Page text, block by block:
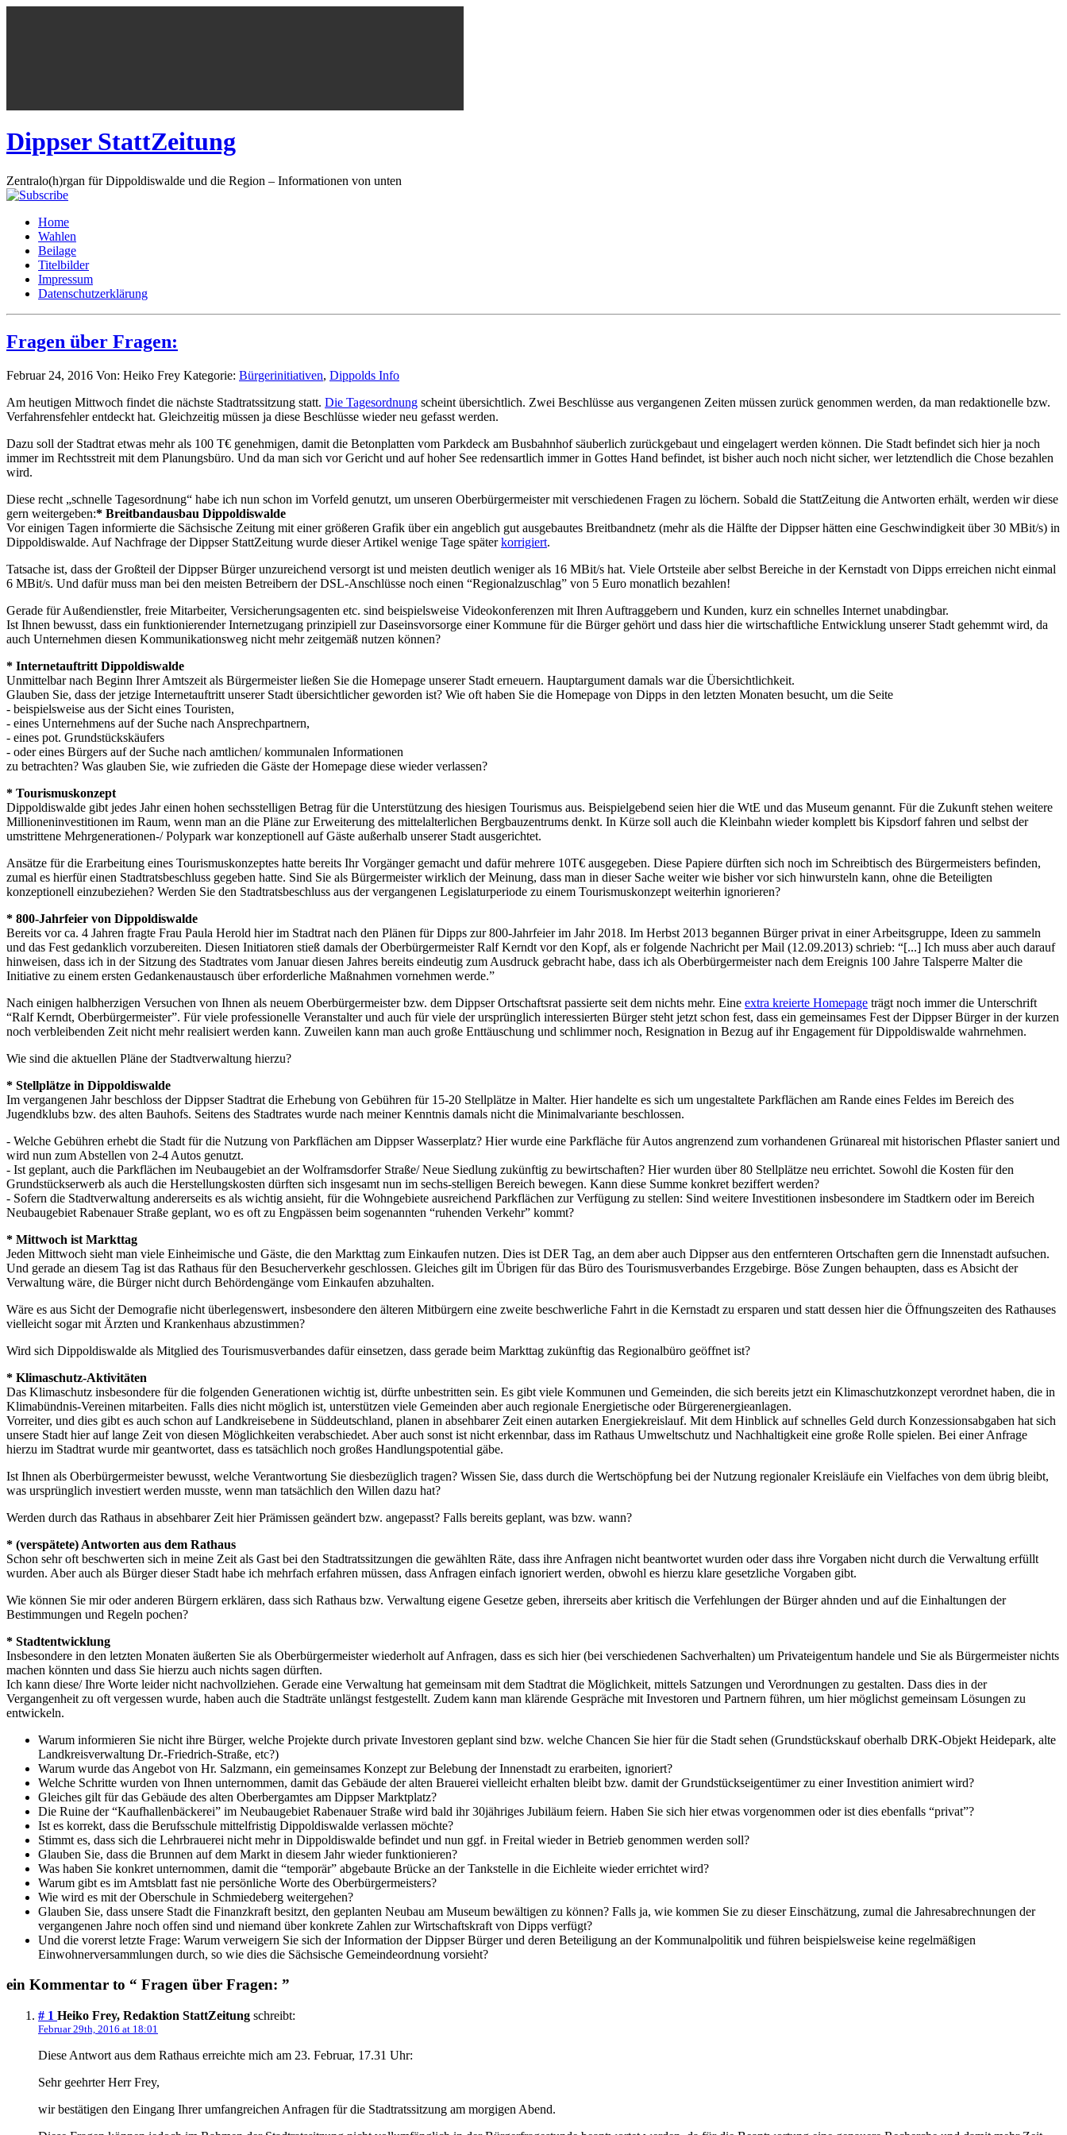
Dippser StattZeitung
Zentralo(h)rgan für Dippoldiswalde und die Region – Informationen von unten
Home
Wahlen
Beilage
Titelbilder
Impressum
Datenschutzerklärung
Fragen über Fragen:
Februar 24, 2016 Von: Heiko Frey Kategorie: Bürgerinitiativen, Dippolds Info
Am heutigen Mittwoch findet die nächste Stadtratssitzung statt. Die Tagesordnung scheint übersichtlich. Zwei Beschlüsse aus vergangenen Zeiten müssen zurück genommen werden, da man redaktionelle bzw.
Verfahrensfehler entdeckt hat. Gleichzeitig müssen ja diese Beschlüsse wieder neu gefasst werden.
Dazu soll der Stadtrat etwas mehr als 100 T€ genehmigen, damit die Betonplatten vom Parkdeck am Busbahnhof säuberlich zurückgebaut und eingelagert werden können. Die Stadt befindet sich hier ja noch
immer im Rechtsstreit mit dem Planungsbüro. Und da man sich vor Gericht und auf hoher See redensartlich immer in Gottes Hand befindet, ist bisher auch noch nicht sicher, wer letztendlich die Chose bezahlen
wird.
Diese recht „schnelle Tagesordnung“ habe ich nun schon im Vorfeld genutzt, um unseren Oberbürgermeister mit verschiedenen Fragen zu löchern. Sobald die StattZeitung die Antworten erhält, werden wir diese
gern weitergeben:* Breitbandausbau Dippoldiswalde
Vor einigen Tagen informierte die Sächsische Zeitung mit einer größeren Grafik über ein angeblich gut ausgebautes Breitbandnetz (mehr als die Hälfte der Dippser hätten eine Geschwindigkeit über 30 MBit/s) in
Dippoldiswalde. Auf Nachfrage der Dippser StattZeitung wurde dieser Artikel wenige Tage späterkorrigiert.
Tatsache ist, dass der Großteil der Dippser Bürger unzureichend versorgt ist und meisten deutlich weniger als 16 MBit/s hat. Viele Ortsteile aber selbst Bereiche in der Kernstadt von Dipps erreichen nicht einmal
6 MBit/s. Und dafür muss man bei den meisten Betreibern der DSL-Anschlüsse noch einen “Regionalzuschlag” von 5 Euro monatlich bezahlen!
Gerade für Außendienstler, freie Mitarbeiter, Versicherungsagenten etc. sind beispielsweise Videokonferenzen mit Ihren Auftraggebern und Kunden, kurz ein schnelles Internet unabdingbar.
Ist Ihnen bewusst, dass ein funktionierender Internetzugang prinzipiell zur Daseinsvorsorge einer Kommune für die Bürger gehört und dass hier die wirtschaftliche Entwicklung unserer Stadt gehemmt wird, da
auch Unternehmen diesen Kommunikationsweg nicht mehr zeitgemäß nutzen können?
* Internetauftritt Dippoldiswalde
Unmittelbar nach Beginn Ihrer Amtszeit als Bürgermeister ließen Sie die Homepage unserer Stadt erneuern. Hauptargument damals war die Übersichtlichkeit.
Glauben Sie, dass der jetzige Internetauftritt unserer Stadt übersichtlicher geworden ist? Wie oft haben Sie die Homepage von Dipps in den letzten Monaten besucht, um die Seite
- beispielsweise aus der Sicht eines Touristen,
- eines Unternehmens auf der Suche nach Ansprechpartnern,
- eines pot. Grundstückskäufers
- oder eines Bürgers auf der Suche nach amtlichen/ kommunalen Informationen
zu betrachten? Was glauben Sie, wie zufrieden die Gäste der Homepage diese wieder verlassen?
* Tourismuskonzept
Dippoldiswalde gibt jedes Jahr einen hohen sechsstelligen Betrag für die Unterstützung des hiesigen Tourismus aus. Beispielgebend seien hier die WtE und das Museum genannt. Für die Zukunft stehen weitere
Millioneninvestitionen im Raum, wenn man an die Pläne zur Erweiterung des mittelalterlichen Bergbauzentrums denkt. In Kürze soll auch die Kleinbahn wieder komplett bis Kipsdorf fahren und selbst der
umstrittene Mehrgenerationen-/ Polypark war konzeptionell auf Gäste außerhalb unserer Stadt ausgerichtet.
Ansätze für die Erarbeitung eines Tourismuskonzeptes hatte bereits Ihr Vorgänger gemacht und dafür mehrere 10T€ ausgegeben. Diese Papiere dürften sich noch im Schreibtisch des Bürgermeisters befinden,
zumal es hierfür einen Stadtratsbeschluss gegeben hatte. Sind Sie als Bürgermeister wirklich der Meinung, dass man in dieser Sache weiter wie bisher vor sich hinwursteln kann, ohne die Beteiligten
konzeptionell einzubeziehen? Werden Sie den Stadtratsbeschluss aus der vergangenen Legislaturperiode zu einem Tourismuskonzept weiterhin ignorieren?
* 800-Jahrfeier von Dippoldiswalde
Bereits vor ca. 4 Jahren fragte Frau Paula Herold hier im Stadtrat nach den Plänen für Dipps zur 800-Jahrfeier im Jahr 2018. Im Herbst 2013 begannen Bürger privat in einer Arbeitsgruppe, Ideen zu sammeln
und das Fest gedanklich vorzubereiten. Diesen Initiatoren stieß damals der Oberbürgermeister Ralf Kerndt vor den Kopf, als er folgende Nachricht per Mail (12.09.2013) schrieb: “[...] Ich muss aber auch darauf
hinweisen, dass ich in der Sitzung des Stadtrates vom Januar diesen Jahres bereits eindeutig zum Ausdruck gebracht habe, dass ich als Oberbürgermeister nach dem Ereignis 100 Jahre Talsperre Malter die
Initiative zu einem ersten Gedankenaustausch über erforderliche Maßnahmen vornehmen werde.”
Nach einigen halbherzigen Versuchen von Ihnen als neuem Oberbürgermeister bzw. dem Dippser Ortschaftsrat passierte seit dem nichts mehr. Eine extra kreierte Homepage trägt noch immer die Unterschrift
“Ralf Kerndt, Oberbürgermeister”. Für viele professionelle Veranstalter und auch für viele der ursprünglich interessierten Bürger steht jetzt schon fest, dass ein gemeinsames Fest der Dippser Bürger in der kurzen
noch verbleibenden Zeit nicht mehr realisiert werden kann. Zuweilen kann man auch große Enttäuschung und schlimmer noch, Resignation in Bezug auf ihr Engagement für Dippoldiswalde wahrnehmen.
Wie sind die aktuellen Pläne der Stadtverwaltung hierzu?
* Stellplätze in Dippoldiswalde
Im vergangenen Jahr beschloss der Dippser Stadtrat die Erhebung von Gebühren für 15-20 Stellplätze in Malter. Hier handelte es sich um ungestaltete Parkflächen am Rande eines Feldes im Bereich des
Jugendklubs bzw. des alten Bauhofs. Seitens des Stadtrates wurde nach meiner Kenntnis damals nicht die Minimalvariante beschlossen.
- Welche Gebühren erhebt die Stadt für die Nutzung von Parkflächen am Dippser Wasserplatz? Hier wurde eine Parkfläche für Autos angrenzend zum vorhandenen Grünareal mit historischen Pflaster saniert und
wird nun zum Abstellen von 2-4 Autos genutzt.
- Ist geplant, auch die Parkflächen im Neubaugebiet an der Wolframsdorfer Straße/ Neue Siedlung zukünftig zu bewirtschaften? Hier wurden über 80 Stellplätze neu errichtet. Sowohl die Kosten für den
Grundstückserwerb als auch die Herstellungskosten dürften sich insgesamt nun im sechs-stelligen Bereich bewegen. Kann diese Summe konkret beziffert werden?
- Sofern die Stadtverwaltung andererseits es als wichtig ansieht, für die Wohngebiete ausreichend Parkflächen zur Verfügung zu stellen: Sind weitere Investitionen insbesondere im Stadtkern oder im Bereich
Neubaugebiet Rabenauer Straße geplant, wo es oft zu Engpässen beim sogenannten “ruhenden Verkehr” kommt?
* Mittwoch ist Markttag
Jeden Mittwoch sieht man viele Einheimische und Gäste, die den Markttag zum Einkaufen nutzen. Dies ist DER Tag, an dem aber auch Dippser aus den entfernteren Ortschaften gern die Innenstadt aufsuchen.
Und gerade an diesem Tag ist das Rathaus für den Besucherverkehr geschlossen. Gleiches gilt im Übrigen für das Büro des Tourismusverbandes Erzgebirge. Böse Zungen behaupten, dass es Absicht der
Verwaltung wäre, die Bürger nicht durch Behördengänge vom Einkaufen abzuhalten.
Wäre es aus Sicht der Demografie nicht überlegenswert, insbesondere den älteren Mitbürgern eine zweite beschwerliche Fahrt in die Kernstadt zu ersparen und statt dessen hier die Öffnungszeiten des Rathauses
vielleicht sogar mit Ärzten und Krankenhaus abzustimmen?
Wird sich Dippoldiswalde als Mitglied des Tourismusverbandes dafür einsetzen, dass gerade beim Markttag zukünftig das Regionalbüro geöffnet ist?
* Klimaschutz-Aktivitäten
Das Klimaschutz insbesondere für die folgenden Generationen wichtig ist, dürfte unbestritten sein. Es gibt viele Kommunen und Gemeinden, die sich bereits jetzt ein Klimaschutzkonzept verordnet haben, die in
Klimabündnis-Vereinen mitarbeiten. Falls dies nicht möglich ist, unterstützen viele Gemeinden aber auch regionale Energietische oder Bürgerenergieanlagen.
Vorreiter, und dies gibt es auch schon auf Landkreisebene in Süddeutschland, planen in absehbarer Zeit einen autarken Energiekreislauf. Mit dem Hinblick auf schnelles Geld durch Konzessionsabgaben hat sich
unsere Stadt hier auf lange Zeit von diesen Möglichkeiten verabschiedet. Aber auch sonst ist nicht erkennbar, dass im Rathaus Umweltschutz und Nachhaltigkeit eine große Rolle spielen. Bei einer Anfrage
hierzu im Stadtrat wurde mir geantwortet, dass es tatsächlich noch großes Handlungspotential gäbe.
Ist Ihnen als Oberbürgermeister bewusst, welche Verantwortung Sie diesbezüglich tragen? Wissen Sie, dass durch die Wertschöpfung bei der Nutzung regionaler Kreisläufe ein Vielfaches von dem übrig bleibt,
was ursprünglich investiert werden musste, wenn man tatsächlich den Willen dazu hat?
Werden durch das Rathaus in absehbarer Zeit hier Prämissen geändert bzw. angepasst? Falls bereits geplant, was bzw. wann?
* (verspätete) Antworten aus dem Rathaus
Schon sehr oft beschwerten sich in meine Zeit als Gast bei den Stadtratssitzungen die gewählten Räte, dass ihre Anfragen nicht beantwortet wurden oder dass ihre Vorgaben nicht durch die Verwaltung erfüllt
wurden. Aber auch als Bürger dieser Stadt habe ich mehrfach erfahren müssen, dass Anfragen einfach ignoriert werden, obwohl es hierzu klare gesetzliche Vorgaben gibt.
Wie können Sie mir oder anderen Bürgern erklären, dass sich Rathaus bzw. Verwaltung eigene Gesetze geben, ihrerseits aber kritisch die Verfehlungen der Bürger ahnden und auf die Einhaltungen der
Bestimmungen und Regeln pochen?
* Stadtentwicklung
Insbesondere in den letzten Monaten äußerten Sie als Oberbürgermeister wiederholt auf Anfragen, dass es sich hier (bei verschiedenen Sachverhalten) um Privateigentum handele und Sie als Bürgermeister nichts
machen könnten und dass Sie hierzu auch nichts sagen dürften.
Ich kann diese/ Ihre Worte leider nicht nachvollziehen. Gerade eine Verwaltung hat gemeinsam mit dem Stadtrat die Möglichkeit, mittels Satzungen und Verordnungen zu gestalten. Dass dies in der
Vergangenheit zu oft vergessen wurde, haben auch die Stadträte unlängst festgestellt. Zudem kann man klärende Gespräche mit Investoren und Partnern führen, um hier möglichst gemeinsam Lösungen zu
entwickeln.
Warum informieren Sie nicht ihre Bürger, welche Projekte durch private Investoren geplant sind bzw. welche Chancen Sie hier für die Stadt sehen (Grundstückskauf oberhalb DRK-Objekt Heidepark, alte
Landkreisverwaltung Dr.-Friedrich-Straße, etc?)
Warum wurde das Angebot von Hr. Salzmann, ein gemeinsames Konzept zur Belebung der Innenstadt zu erarbeiten, ignoriert?
Welche Schritte wurden von Ihnen unternommen, damit das Gebäude der alten Brauerei vielleicht erhalten bleibt bzw. damit der Grundstückseigentümer zu einer Investition animiert wird?
Gleiches gilt für das Gebäude des alten Oberbergamtes am Dippser Marktplatz?
Die Ruine der “Kaufhallenbäckerei” im Neubaugebiet Rabenauer Straße wird bald ihr 30jähriges Jubiläum feiern. Haben Sie sich hier etwas vorgenommen oder ist dies ebenfalls “privat”?
Ist es korrekt, dass die Berufsschule mittelfristig Dippoldiswalde verlassen möchte?
Stimmt es, dass sich die Lehrbrauerei nicht mehr in Dippoldiswalde befindet und nun ggf. in Freital wieder in Betrieb genommen werden soll?
Glauben Sie, dass die Brunnen auf dem Markt in diesem Jahr wieder funktionieren?
Was haben Sie konkret unternommen, damit die “temporär” abgebaute Brücke an der Tankstelle in die Eichleite wieder errichtet wird?
Warum gibt es im Amtsblatt fast nie persönliche Worte des Oberbürgermeisters?
Wie wird es mit der Oberschule in Schmiedeberg weitergehen?
Glauben Sie, dass unsere Stadt die Finanzkraft besitzt, den geplanten Neubau am Museum bewältigen zu können? Falls ja, wie kommen Sie zu dieser Einschätzung, zumal die Jahresabrechnungen der
vergangenen Jahre noch offen sind und niemand über konkrete Zahlen zur Wirtschaftskraft von Dipps verfügt?
Und die vorerst letzte Frage: Warum verweigern Sie sich der Information der Dippser Bürger und deren Beteiligung an der Kommunalpolitik und führen beispielsweise keine regelmäßigen
Einwohnerversammlungen durch, so wie dies die Sächsische Gemeindeordnung vorsieht?
ein Kommentar to “ Fragen über Fragen: ”
# 1 Heiko Frey, Redaktion StattZeitung schreibt:
Februar 29th, 2016 at 18:01
Diese Antwort aus dem Rathaus erreichte mich am 23. Februar, 17.31 Uhr:
Sehr geehrter Herr Frey,
wir bestätigen den Eingang Ihrer umfangreichen Anfragen für die Stadtratssitzung am morgigen Abend.